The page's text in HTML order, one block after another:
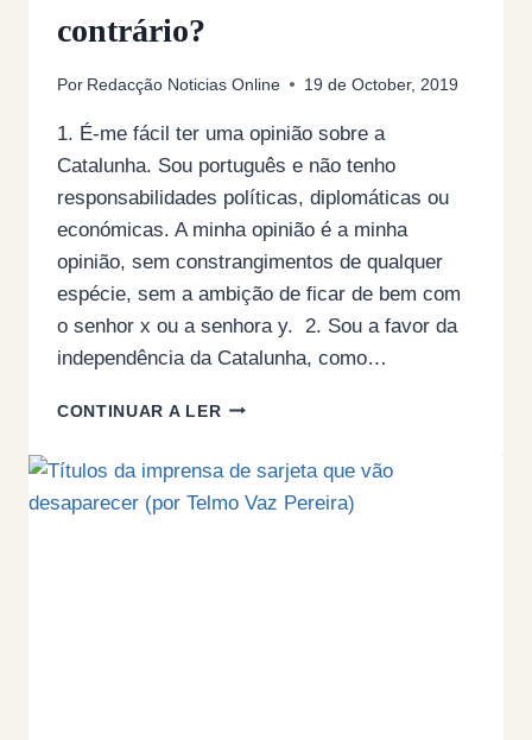
contrário?
Por Redacção Noticias Online 19 de October, 2019
1. É-me fácil ter uma opinião sobre a
Catalunha. Sou português e não tenho
responsabilidades políticas, diplomáticas ou
económicas. A minha opinião é a minha
opinião, sem constrangimentos de qualquer
espécie, sem a ambição de ficar de bem com
o senhor x ou a senhora y. 2. Sou a favor da
independência da Catalunha, como…
CONTINUAR A LERPELA
CATALUNHA.
COMO